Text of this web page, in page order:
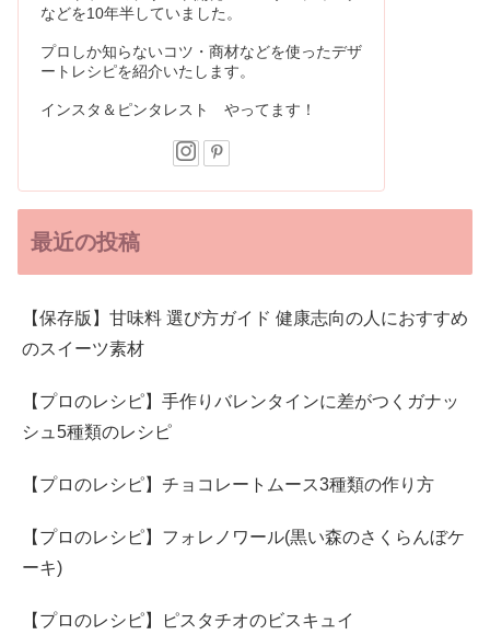
などを10年半していました。
プロしか知らないコツ・商材などを使ったデザ
ートレシピを紹介いたします。
インスタ＆ピンタレスト やってます！
最近の投稿
【保存版】甘味料 選び方ガイド 健康志向の人におすすめ
のスイーツ素材
【プロのレシピ】手作りバレンタインに差がつくガナッ
シュ5種類のレシピ
【プロのレシピ】チョコレートムース3種類の作り方
【プロのレシピ】フォレノワール(黒い森のさくらんぼケ
ーキ)
【プロのレシピ】ピスタチオのビスキュイ